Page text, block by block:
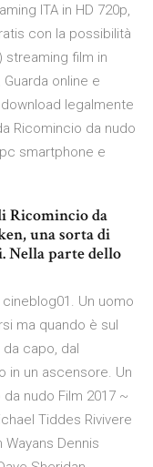
ITA in HD 720p,
con la possibilità
streaming film in
online e
legalmente
Ricomincio da nudo
smartphone e
Ricomincio da
una sorta di
Nella parte dello
Un uomo
ma quando è sul
capo, dal
in un ascensore. Un
nudo Film 2017 ~
Tiddes Rivivere
Wayans Dennis